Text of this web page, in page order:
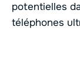
potentielles
téléphones